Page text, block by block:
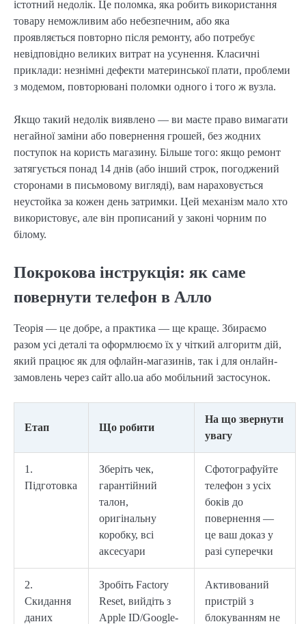
істотний недолік. Це поломка, яка робить використання
товару неможливим або небезпечним, або яка
проявляється повторно після ремонту, або потребує
невідповідно великих витрат на усунення. Класичні
приклади: незнімні дефекти материнської плати, проблеми
з модемом, повторювані поломки одного і того ж вузла.
Якщо такий недолік виявлено — ви маєте право вимагати
негайної заміни або повернення грошей, без жодних
поступок на користь магазину. Більше того: якщо ремонт
затягується понад 14 днів (або інший строк, погоджений
сторонами в письмовому вигляді), вам нараховується
неустойка за кожен день затримки. Цей механізм мало хто
використовує, але він прописаний у законі чорним по
білому.
Покрокова інструкція: як саме
повернути телефон в Алло
Теорія — це добре, а практика — ще краще. Збираємо
разом усі деталі та оформлюємо їх у чіткий алгоритм дій,
який працює як для офлайн-магазинів, так і для онлайн-
замовлень через сайт allo.ua або мобільний застосунок.
Етап Що робити
На що звернути
увагу
1.
Підготовка
Зберіть чек,
гарантійний
талон,
оригінальну
коробку, всі
аксесуари
Сфотографуйте
телефон з усіх
боків до
повернення —
це ваш доказ у
разі суперечки
2.
Скидання
даних
Зробіть Factory
Reset, вийдіть з
Apple ID/Google-
Активований
пристрій з
блокуванням не